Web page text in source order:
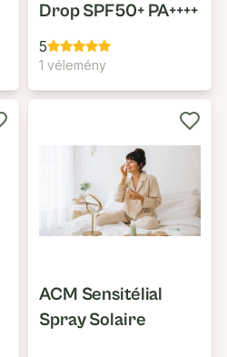
Drop SPF50+ PA++++
5
1 vélemény
ACM Sensitélial
Spray Solaire